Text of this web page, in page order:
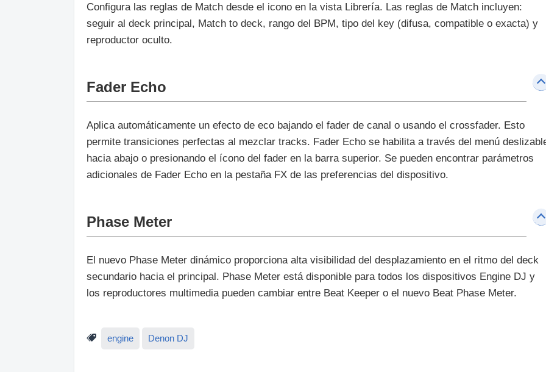
Configura las reglas de Match desde el icono en la vista Librería. Las reglas de Match incluyen:
seguir al deck principal, Match to deck, rango del BPM, tipo del key (difusa, compatible o exacta) y
reproductor oculto.
Fader Echo
Aplica automáticamente un efecto de eco bajando el fader de canal o usando el crossfader. Esto
permite transiciones perfectas al mezclar tracks. Fader Echo se habilita a través del menú
hacia abajo o presionando el ícono del fader en la barra superior. Se pueden encontrar parámetros
adicionales de Fader Echo en la pestaña FX de las preferencias del dispositivo.
Phase Meter
El nuevo Phase Meter dinámico proporciona alta visibilidad del desplazamiento en el ritmo del deck
secundario hacia el principal. Phase Meter está disponible para todos los dispositivos Engine DJ y
los reproductores multimedia pueden cambiar entre Beat Keeper o el nuevo Beat Phase Meter.
engine Denon DJ